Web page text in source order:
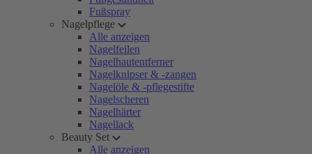
Fußspray
Nagelpflege
Alle anzeigen
Nagelfeilen
Nagelhautentferner
Nagelknipser & -zangen
Nagelöle & -pflegestifte
Nagelscheren
Nagelhärter
Nagellack
Beauty Set
Alle anzeigen